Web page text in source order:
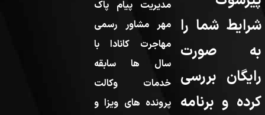
شرایط شما را
به صورت
رایگان بررسی
کرده و برنامه
مدیریت پیام پاک
مهر مشاور رسمی
مهاجرت کانادا با
سال ها سابقه
خدمات وکالت
پرونده های ویزا و